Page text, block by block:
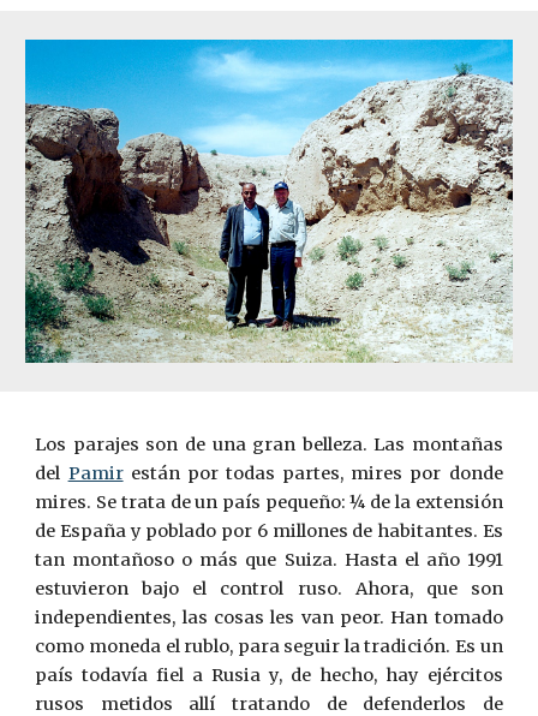
Los parajes son de una gran belleza. Las montañas
del Pamirestán por todas partes, mires por donde
mires. Se trata de un país pequeño: ¼ de la extensión
de España y poblado por 6 millones de habitantes. Es
tan montañoso o más que Suiza. Hasta el año 1991
estuvieron bajo el control ruso. Ahora, que son
independientes, las cosas les van peor. Han tomado
como moneda el rublo, para seguir la tradición. Es un
país todavía fiel a Rusia y, de hecho, hay ejércitos
rusos metidos allí tratando de defenderlos de